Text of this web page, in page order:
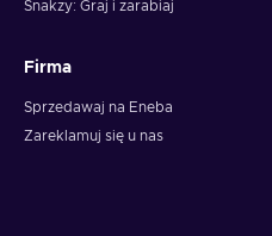
Snakzy: Graj i zarabiaj
Firma
Sprzedawaj na Eneba
Zareklamuj się u nas